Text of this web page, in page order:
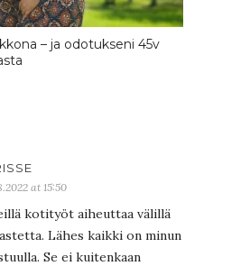
– ja odotukseni 45v
at 15:50
kotityöt aiheuttaa välillä
Lähes kaikki on minun
Se ei kuitenkaan